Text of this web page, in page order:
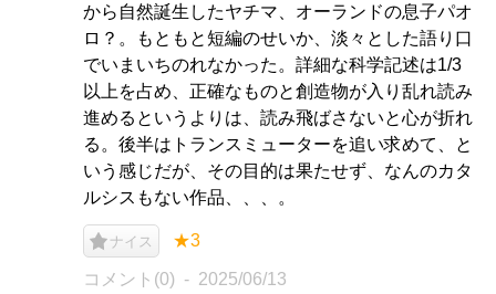
から自然誕生したヤチマ、オーランドの息子パオ
ロ？。もともと短編のせいか、淡々とした語り口
でいまいちのれなかった。詳細な科学記述は1/3
以上を占め、正確なものと創造物が入り乱れ読み
進めるというよりは、読み飛ばさないと心が折れ
る。後半はトランスミューターを追い求めて、と
いう感じだが、その目的は果たせず、なんのカタ
ルシスもない作品、、、。
ナイス ★3
コメント(0) 2025/06/13